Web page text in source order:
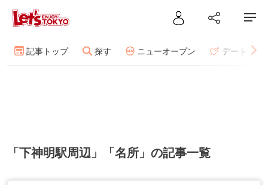
記事トップ 探す ニューオープン デート
「下神明駅周辺」「名所」の記事一覧